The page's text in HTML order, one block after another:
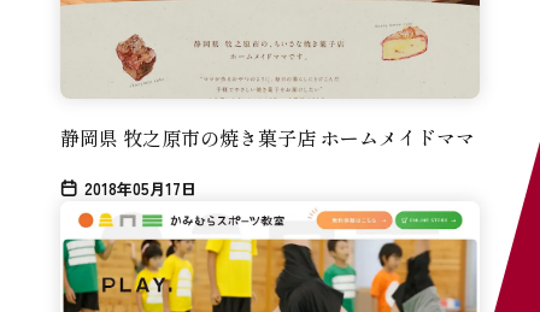
静岡県 牧之原市の焼き菓子店 ホームメイドママ
2018年05月17日